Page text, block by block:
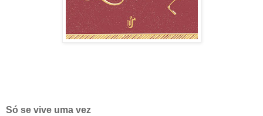
Só se vive uma vez